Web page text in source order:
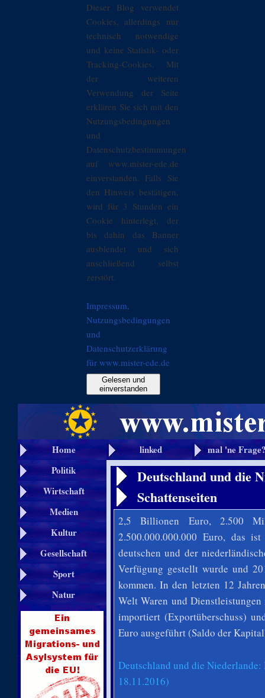
Dieser Blog verwendet
Cookies, allerdings nur
technisch notwendige
und keine Statistik- oder
Tracking-Cookies. Mit
der weiteren
Verwendung der Seite
erklären Sie sich mit den
Nutzungsbedingungen
und
Datenschutzbestimmungen
auf www.mister-ede.de
einverstanden. Falls Sie
den Hinweis bestätigen,
wird für 3 Stunden ein
Cookie hinterlegt, der
bis dahin das Banner
ausblendet und sich
anschließend selbst
zerstört.
Impressum,
Nutzungsbedingungen
und
Datenschutzerklärung
für www.mister-ede.de
Gelesen und
einverstanden
Home linked
mal 'ne
Politik
Wirtschaft
Medien
Kultur
Gesellschaft
Sport
Natur
Deutschland und die
Schattenseiten
2,5 Billionen Euro, 2.500
2.500.000.000.000 Euro, das
deutschen und der
Verfügung gestellt wurde und
kommen. In den letzten 12
Welt Waren und
importiert (Exportüberschuss)
Euro ausgeführt (Saldo der
Deutschland und die
18.11.2016)